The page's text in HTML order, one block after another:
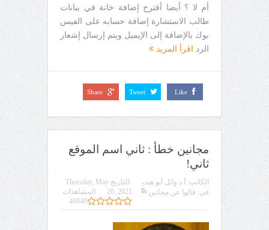
أم لا ؟ أيضا أقترح إضافة خانة في بيانات
طالب الاستشارة إضافة حسابه على الفيس
بوك بالإضافة إلى الإيميل ويتم إرسال إشعار
الرد
اقرأ المزيد
Like
Tweet
Share
مجانين خطأ : ثاني اسم الموقع
ثاني!
الكاتب: أ.د وائل أبو هندي التاريخ Thursday, May
20, 2021
في: قالوا عن مجانين
المشاهدات
40840